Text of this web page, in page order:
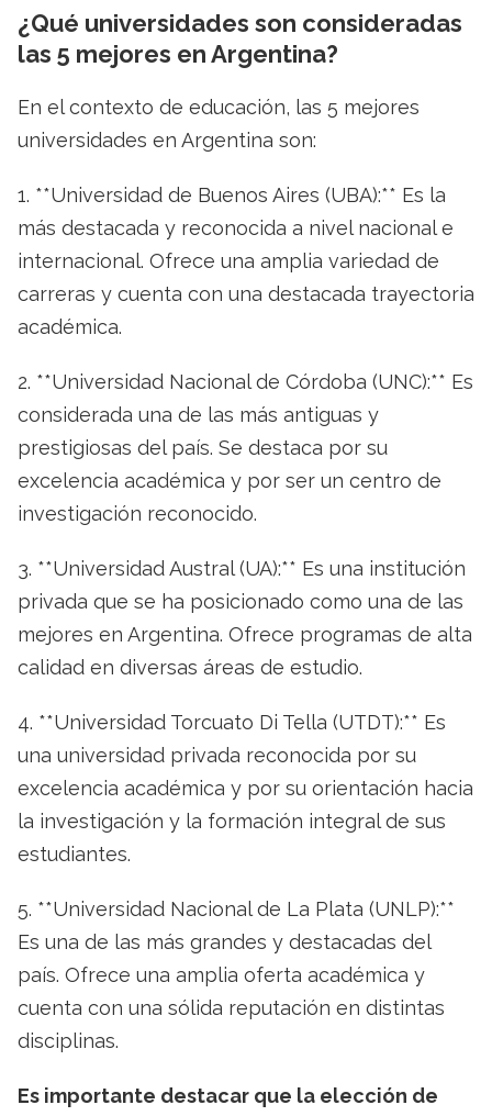
¿Qué universidades son consideradas
las 5 mejores en Argentina?
En el contexto de educación, las 5 mejores
universidades en Argentina son:
1. **Universidad de Buenos Aires (UBA):** Es la
más destacada y reconocida a nivel nacional e
internacional. Ofrece una amplia variedad de
carreras y cuenta con una destacada trayectoria
académica.
2. **Universidad Nacional de Córdoba (UNC):** Es
considerada una de las más antiguas y
prestigiosas del país. Se destaca por su
excelencia académica y por ser un centro de
investigación reconocido.
3. **Universidad Austral (UA):** Es una institución
privada que se ha posicionado como una de las
mejores en Argentina. Ofrece programas de alta
calidad en diversas áreas de estudio.
4. **Universidad Torcuato Di Tella (UTDT):** Es
una universidad privada reconocida por su
excelencia académica y por su orientación hacia
la investigación y la formación integral de sus
estudiantes.
5. **Universidad Nacional de La Plata (UNLP):**
Es una de las más grandes y destacadas del
país. Ofrece una amplia oferta académica y
cuenta con una sólida reputación en distintas
disciplinas.
Es importante destacar que la elección de